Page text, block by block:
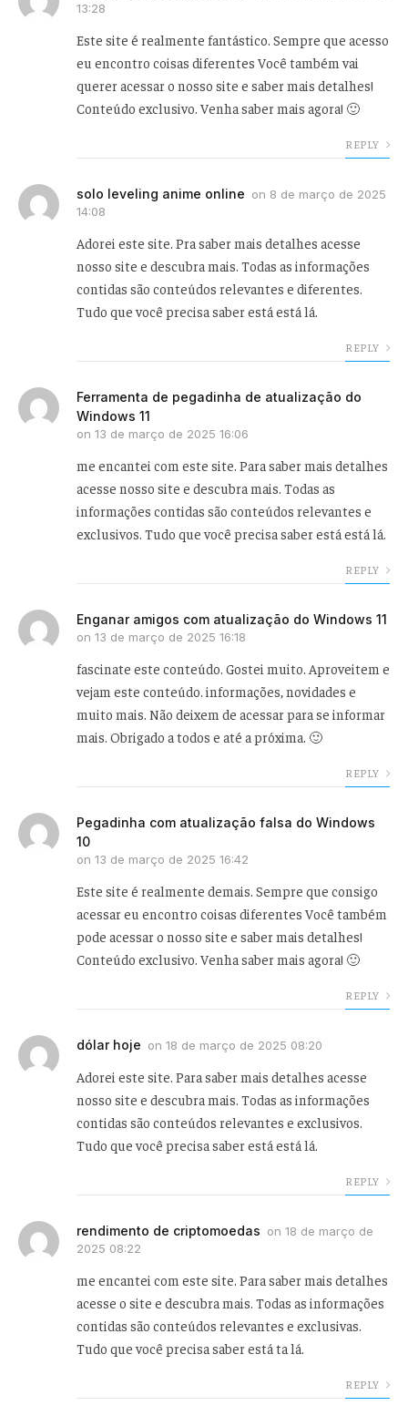
13:28
Este site é realmente fantástico. Sempre que acesso
eu encontro coisas diferentes Você também vai
querer acessar o nosso site e saber mais detalhes!
Conteúdo exclusivo. Venha saber mais agora! 🙂
REPLY
solo leveling anime online on 8 de março de 2025
14:08
Adorei este site. Pra saber mais detalhes acesse
nosso site e descubra mais. Todas as informações
contidas são conteúdos relevantes e diferentes.
Tudo que você precisa saber está está lá.
REPLY
Ferramenta de pegadinha de atualização do
Windows 11
on 13 de março de 2025 16:06
me encantei com este site. Para saber mais detalhes
acesse nosso site e descubra mais. Todas as
informações contidas são conteúdos relevantes e
exclusivos. Tudo que você precisa saber está está lá.
REPLY
Enganar amigos com atualização do Windows 11
on 13 de março de 2025 16:18
fascinate este conteúdo. Gostei muito. Aproveitem e
vejam este conteúdo. informações, novidades e
muito mais. Não deixem de acessar para se informar
mais. Obrigado a todos e até a próxima. 🙂
REPLY
Pegadinha com atualização falsa do Windows
10
on 13 de março de 2025 16:42
Este site é realmente demais. Sempre que consigo
acessar eu encontro coisas diferentes Você também
pode acessar o nosso site e saber mais detalhes!
Conteúdo exclusivo. Venha saber mais agora! 🙂
REPLY
dólar hoje on 18 de março de 2025 08:20
Adorei este site. Para saber mais detalhes acesse
nosso site e descubra mais. Todas as informações
contidas são conteúdos relevantes e exclusivos.
Tudo que você precisa saber está está lá.
REPLY
rendimento de criptomoedas on 18 de março de
2025 08:22
me encantei com este site. Para saber mais detalhes
acesse o site e descubra mais. Todas as informações
contidas são conteúdos relevantes e exclusivas.
Tudo que você precisa saber está ta lá.
REPLY